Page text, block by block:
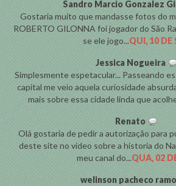
Sandro Marcio Gonzalez
Gostaria muito que mandasse fotos do
ROBERTO GILONNA foi jogador do São
se ele jogo...QUI, 10 DE
Jessica Nogueira
Simplesmente espetacular... Passeando
capital me veio aquela curiosidade
mais sobre essa cidade linda que
Renato
Olá gostaria de pedir a autorização para
deste site no video sobre a historia do
meu canal do...QUA, 02
welinson pacheco